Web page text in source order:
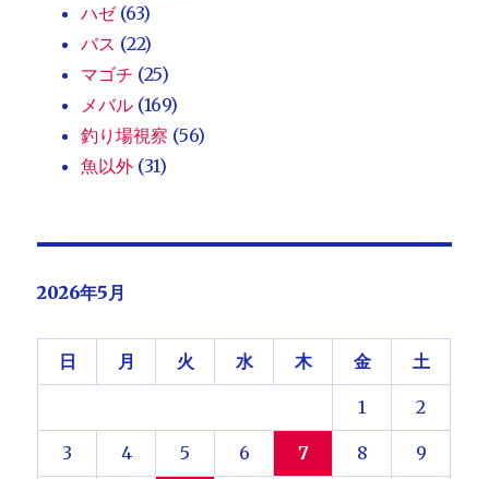
ハゼ(63)
バス (22)
マゴチ (25)
メバル (169)
釣り場視察 (56)
魚以外 (31)
2026年5月
日 月 火 水 木 金 土
1 2
3 4 5 6 7 8 9